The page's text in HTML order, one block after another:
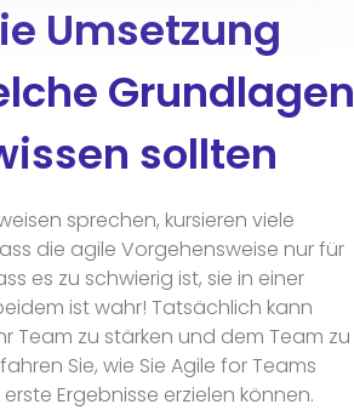
Umsetzung
Grundlagen
sollten
sprechen, kursieren viele
die agile Vorgehensweise nur für
es zu schwierig ist, sie in einer
ist wahr! Tatsächlich kann
Team zu stärken und dem Team zu
Sie, wie Sie Agile for Teams
Ergebnisse erzielen können.